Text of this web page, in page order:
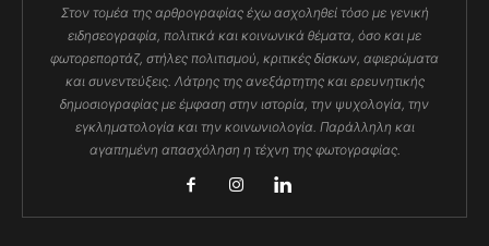
Στον τομέα της αρθρογραφίας έχω ασχοληθεί τόσο με γενική
ειδησεογραφία, πολιτικά και κοινωνικά θέματα, όσο και με
φωτορεπορτάζ, στήλες πολιτισμού, κριτικές δίσκων, αφιερώματα
και συνεντεύξεις. Λάτρης της ανεξάρτητης και ερευνητικής
δημοσιογραφίας με έμφαση στην ιστορία, την ψυχολογία, την
εγκληματολογία και την κοινωνιολογία. Παράλληλη και
αγαπημένη απασχόληση η τέχνη της φωτογραφίας.